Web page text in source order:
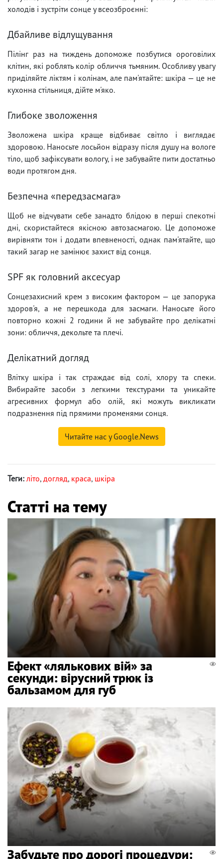
холодів і зустріти сонце у всеозброєнні:
Дбайливе відлущування
Пілінг раз на тиждень допоможе позбутися ороговілих
клітин, які роблять колір обличчя тьмяним. Особливу увагу
приділяйте ліктям і колінам, але пам'ятайте: шкіра — це не
кухонна стільниця, дійте м'яко.
Глибоке зволоження
Зволожена шкіра краще відбиває світло і виглядає
здоровою. Наносьте лосьйон відразу після душу на вологе
тіло, щоб зафіксувати вологу, і не забувайте пити достатньо
води протягом дня.
Безпечна «передзасмага»
Щоб не відчувати себе занадто блідою в перші спекотні
дні, скористайтеся якісною автозасмагою. Це допоможе
вирівняти тон і додати впевненості, однак пам'ятайте, що
такий загар не замінює захист від сонця.
SPF як головний аксесуар
Сонцезахисний крем з високим фактором — це запорука
здоров'я, а не перешкода для засмаги. Наносьте його
повторно кожні 2 години й не забувайте про делікатні
зони: обличчя, декольте та плечі.
Делікатний догляд
Влітку шкіра і так страждає від солі, хлору та спеки.
Вибирайте засоби з легкими текстурами та уникайте
агресивних формул або олій, які можуть викликати
подразнення під прямими променями сонця.
Читайте нас у Google.News
Теги: літо, догляд, краса, шкіра
Статті на тему
Ефект «лялькових вій» за
секунди: вірусний трюк із
бальзамом для губ
Забудьте про дорогі процедури: